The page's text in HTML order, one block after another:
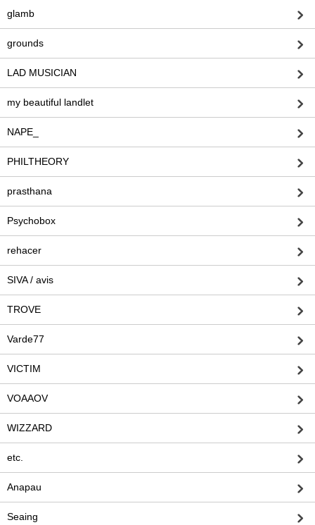
glamb
grounds
LAD MUSICIAN
my beautiful landlet
NAPE_
PHILTHEORY
prasthana
Psychobox
rehacer
SIVA / avis
TROVE
Varde77
VICTIM
VOAAOV
WIZZARD
etc.
Anapau
Seaing